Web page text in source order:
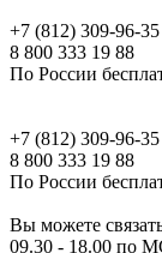
+7 (812) 309-96-35
8 800 333 19 88
По России
+7 (812) 309-96-35
8 800 333 19 88
По России
Вы можете
09.30 - 18.00 по